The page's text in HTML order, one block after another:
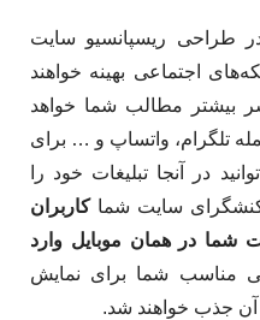
طراحی ریسپانسیو سایت
اجتماعی بهینه خواهند
بیشتر مطالب شما خواهد
تلگرام، واتساپ و … برای
در آنجا تبلیغات خود را
سایت شماکاربران
شما در همان موبایل وارد
مناسب شما برای نمایش
آن جذب خواهند شد.